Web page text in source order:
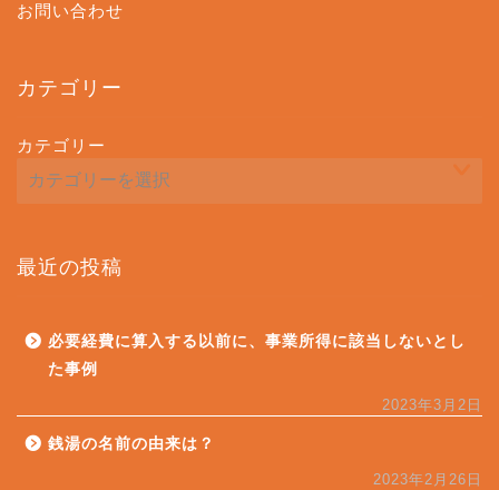
お問い合わせ
カテゴリー
カテゴリー
最近の投稿
必要経費に算入する以前に、事業所得に該当しないとし
た事例
2023年3月2日
銭湯の名前の由来は？
2023年2月26日